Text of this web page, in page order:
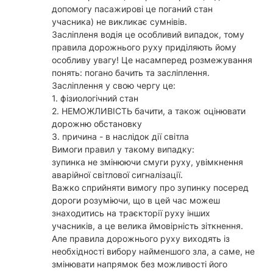
допомогу пасажирові це поганий стан
учасника) не викликає сумнівів.
Засліпленя водія це особливий випадок, тому
правила дорожнього руху приділяють йому
особливу увагу! Це насамперед розмежування
понять: погано бачить та засліплення.
Засліплення у свою чергу це:
1. фізиологічний стан
2. НЕМОЖЛИВІСТЬ бачити, а також оцінювати
дорожню обстановку
3. причина - в наслідок дії світла
Вимоги правил у такому випадку:
зупинка не змінюючи смуги руху, увімкнення
аварійної світлової сигналізації.
Важко сприйняти вимогу про зупинку посеред
дороги розуміючи, що в цей час можеш
знаходитись на траєкторії руху інших
учасників, а це велика ймовірність зіткнення.
Але правила дорожнього руху виходять із
необхідності вибору найменшого зла, а саме, не
змінювати напрямок без можливості його